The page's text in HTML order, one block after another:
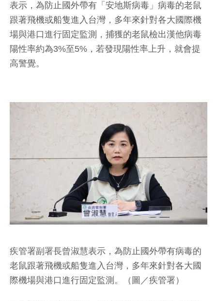
表示，為防止國外帶有「安地斯病毒」病毒的老鼠
跟著飛機或船隻進入台灣，多年來針對各大國際機
場與港口進行固定監測，捕獲的老鼠檢出漢他病毒
陽性率約為3%至5%，若發現陽性率上升，就會提
高警覺。
疾管署副署長曾淑慧表示，為防止國外帶有病毒的
老鼠跟著飛機或船隻進入台灣，多年來針對各大國
際機場與港口進行固定監測。（圖／疾管署）